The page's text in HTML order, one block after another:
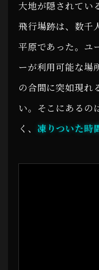
大地が隠されてい
飛行場跡は、数千
平原であった。ユ
ーが利用可能な場
の合間に突如現れ
い。そこにあるの
く、 凍りついた時